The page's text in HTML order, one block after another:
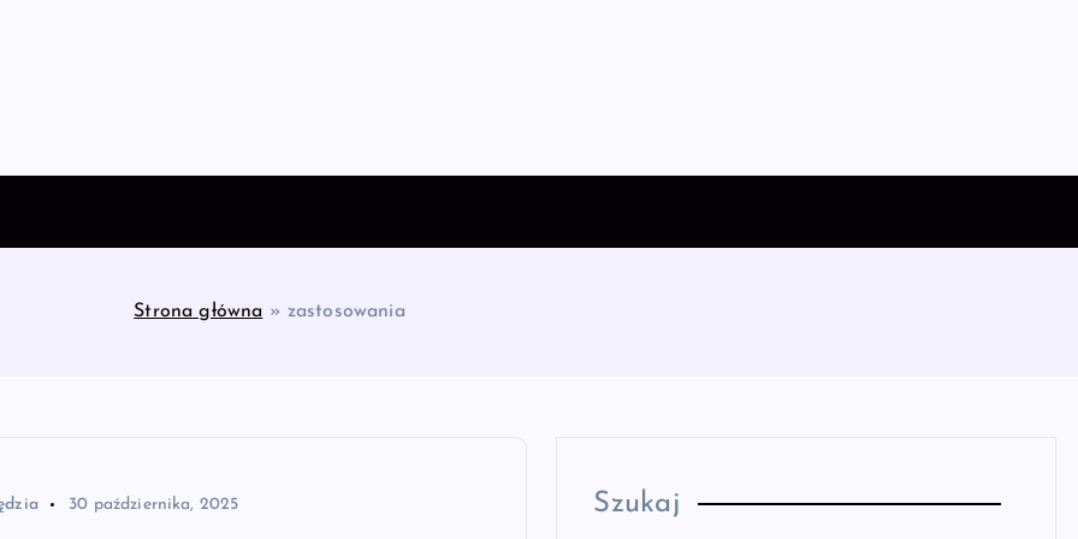
Strona główna » zastosowania
30 października, 2025 Szukaj